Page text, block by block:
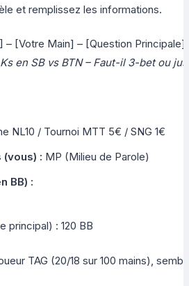
et remplissez les informations.
– [Votre Main] – [Question Principale]
en SB vs BTN – Faut-il 3-bet ou
NL10 / Tournoi MTT 5€ / SNG 1€
(vous) : MP (Milieu de Parole)
BB) :
principal) : 120 BB
TAG (20/18 sur 100 mains),